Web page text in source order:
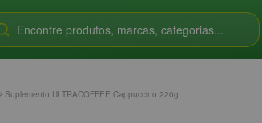
Encontre produtos, marcas, categorias...
Suplemento ULTRACOFFEE Cappuccino 220g